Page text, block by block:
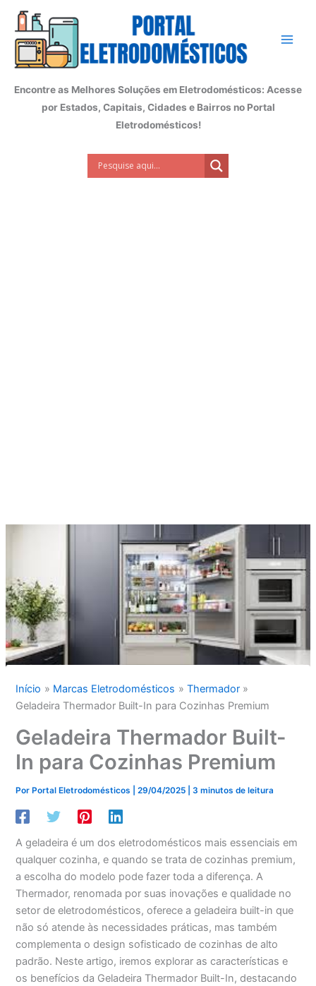
conteúdo
Encontre as Melhores Soluções em Eletrodomésticos: Acesse
por Estados, Capitais, Cidades e Bairros no Portal
Eletrodomésticos!
Início Marcas Eletrodomésticos
Thermador
Geladeira Thermador Built-In para Cozinhas Premium
Geladeira Thermador Built-
In para Cozinhas Premium
PorPortal Eletrodomésticos |29/04/2025 |3 minutos de leitura
A geladeira é um dos eletrodomésticos mais essenciais em
qualquer cozinha, e quando se trata de cozinhas premium,
a escolha do modelo pode fazer toda a diferença. A
Thermador, renomada por suas inovações e qualidade no
setor de eletrodomésticos, oferece a geladeira built-in que
não só atende às necessidades práticas, mas também
complementa o design sofisticado de cozinhas de alto
padrão. Neste artigo, iremos explorar as características e
os benefícios da Geladeira Thermador Built-In, destacando